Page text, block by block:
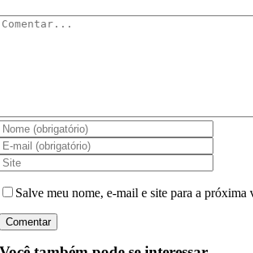
Salve meu nome, e-mail e site para a próxima